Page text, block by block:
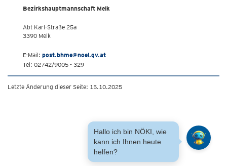
Bezirkshauptmannschaft Melk
Abt Karl-Straße 25a
3390 Melk
E-Mail: post.bhme@noel.gv.at
Tel: 02742/9005 - 329
Letzte Änderung dieser Seite: 15.10.2025
Hallo ich bin NÖKI, wie
kann ich Ihnen heute
helfen?